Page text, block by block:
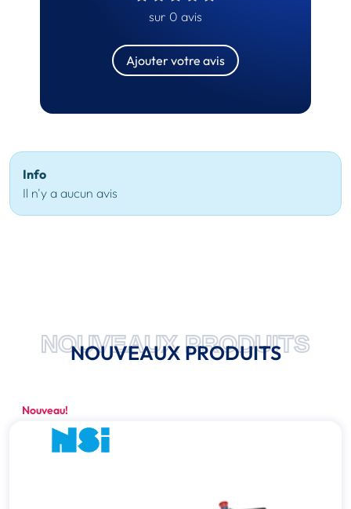
sur 0 avis
Ajouter votre avis
Info
Il n'y a aucun avis
NOUVEAUX PRODUITS
NOUVEAUX PRODUITS
Nouveau!